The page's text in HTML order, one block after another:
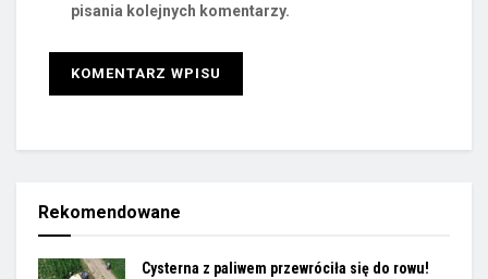
pisania kolejnych komentarzy.
Rekomendowane
Cysterna z paliwem przewróciła się do rowu!